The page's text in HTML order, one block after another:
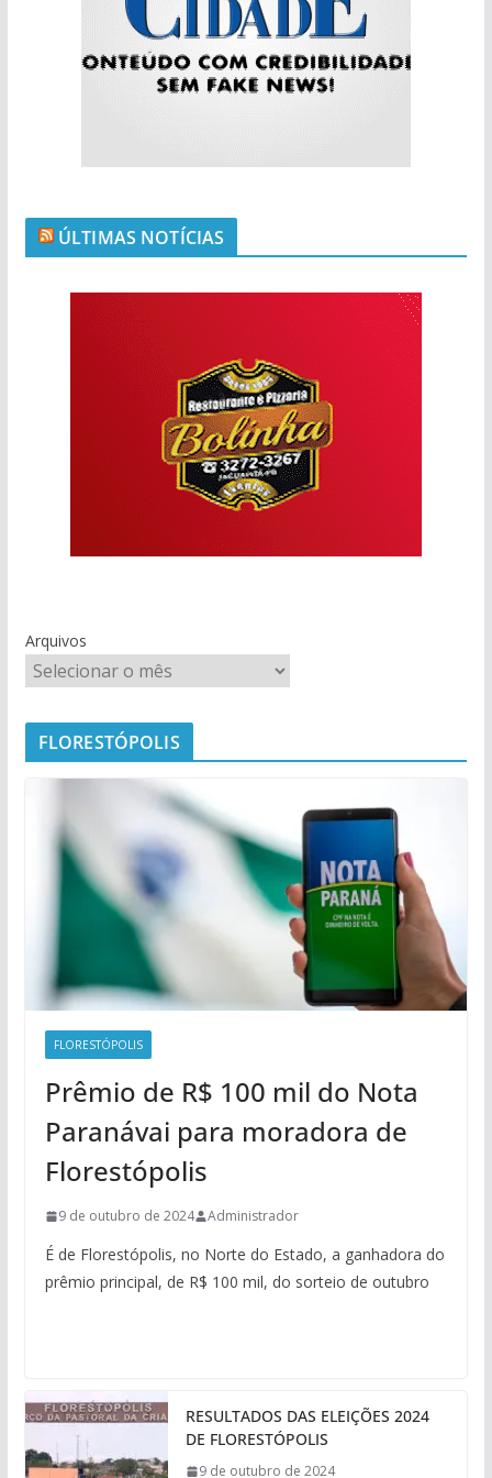
ÚLTIMAS NOTÍCIAS
Arquivos
FLORESTÓPOLIS
FLORESTÓPOLIS
Prêmio de R$ 100 mil do Nota
Paranávai para moradora de
Florestópolis
9 de outubro de 2024 Administrador
É de Florestópolis, no Norte do Estado, a ganhadora do
prêmio principal, de R$ 100 mil, do sorteio de outubro
RESULTADOS DAS ELEIÇÕES 2024
DE FLORESTÓPOLIS
9 de outubro de 2024